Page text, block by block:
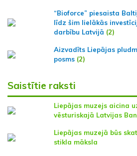
“Bioforce” piesaista
līdz šim lielākās
darbību Latvijā (2)
Aizvadīts Liepājas
posms (2)
Saistītie raksti
Liepājas muzejs aicina
vēsturiskajā Latvijas
Liepājas muzejā būs
stikla māksla